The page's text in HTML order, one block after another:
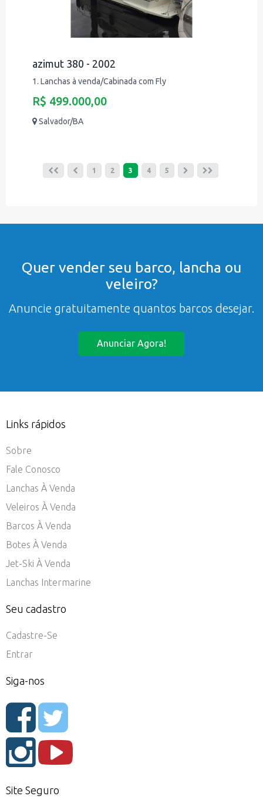
azimut 380 - 2002
1. Lanchas à venda/Cabinada com Fly
R$ 499.000,00
Salvador/BA
1 2 3 4 5
Quer vender seu barco, lancha ou
veleiro?
Anuncie gratuitamente quantos barcos desejar.
Anunciar Agora!
Links rápidos
Sobre
Fale Conosco
Lanchas À Venda
Veleiros À Venda
Barcos À Venda
Botes À Venda
Jet-Ski À Venda
Lanchas Intermarine
Seu cadastro
Cadastre-Se
Entrar
Siga-nos
Site Seguro